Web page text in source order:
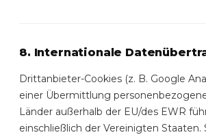
8. Internationale
Drittanbieter-Cookies (z. B. Google
einer Übermittlung
Länder außerhalb der EU/des EWR
einschließlich der Vereinigten Staaten.